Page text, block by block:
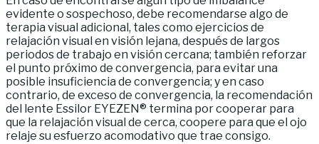
evidente o sospechoso, debe recomendarse algo de
terapia visual adicional, tales como ejercicios de
relajación visual en visión lejana, después de largos
periodos de trabajo en visión cercana; también reforzar
el punto próximo de convergencia, para evitar una
posible insuficiencia de convergencia; y en caso
contrario, de exceso de convergencia, la recomendación
del lente Essilor EYEZEN® termina por cooperar para
que la relajación visual de cerca, coopere para que el ojo
relaje su esfuerzo acomodativo que trae consigo.